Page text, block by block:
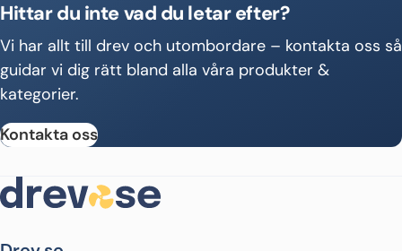
Hittar du inte vad du letar efter?
Vi har allt till drev och utombordare – kontakta oss så
guidar vi dig rätt bland alla våra produkter &
kategorier.
Kontakta oss